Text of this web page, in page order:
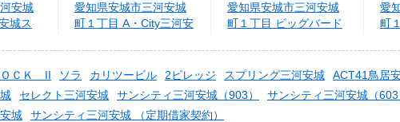
安城
城ス
愛知県安城市三河安城
町１丁目 A・City三河安
愛知県安城市三河安城
町１丁目 ビッグバード
愛
町
ＣＫ II ソラ カリツービル 2ビレッジ スプリング三河安城 ACT41鳥居
セレクト三河安城 サンシティ三河安城（903） サンシティ三河安城（603
城
サンシティ三河安城 （定期借家契約）